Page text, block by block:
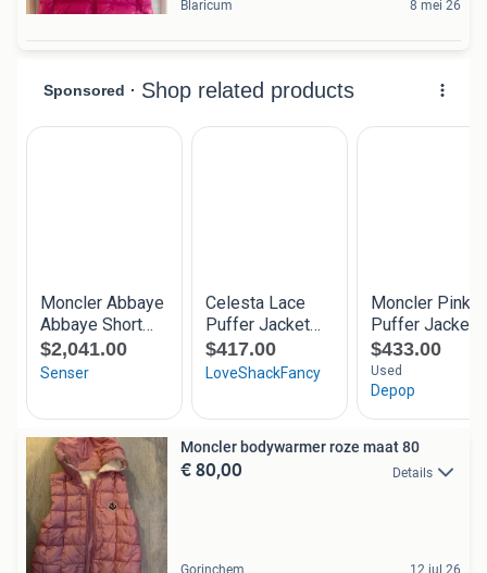
Blaricum 8 mei 26
Moncler bodywarmer roze maat 80
€ 80,00 Details